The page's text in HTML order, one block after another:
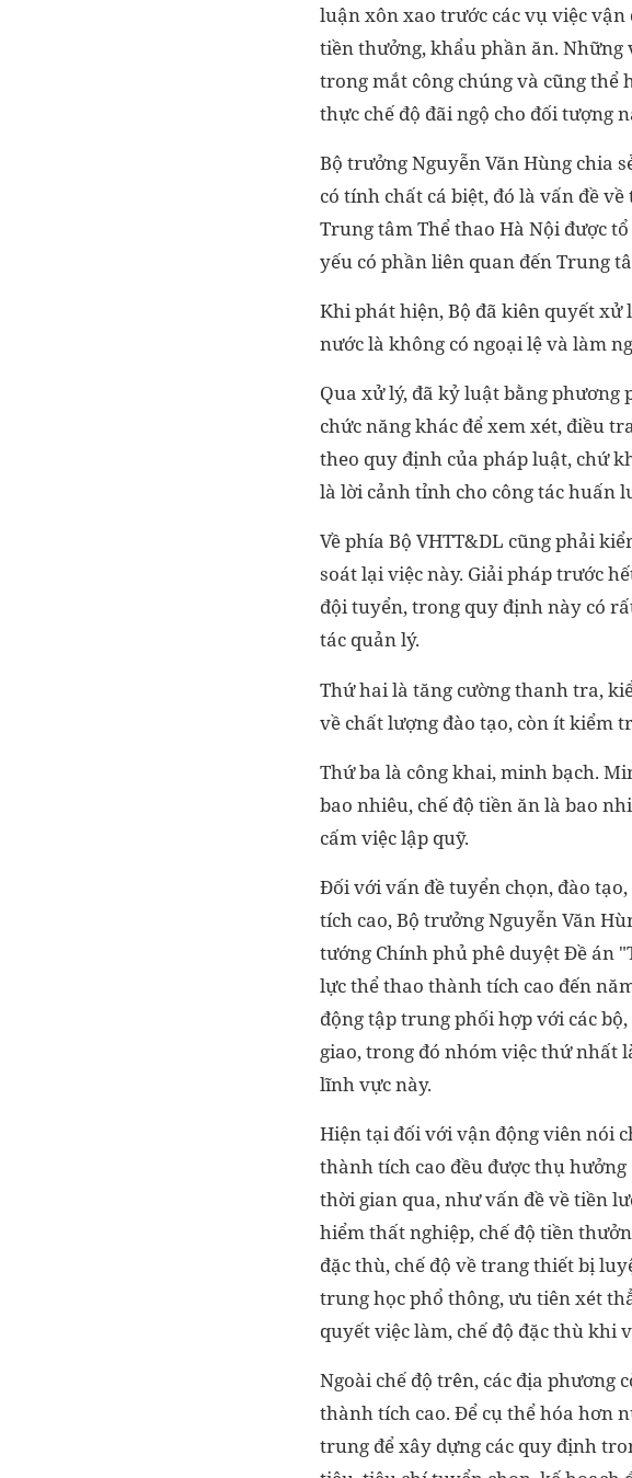
luận xôn xao trước các vụ việc
tiền thưởng, khẩu phần ăn.
trong mắt công chúng và cũng
thực chế độ đãi ngộ cho đối tượng
Bộ trưởng Nguyễn Văn Hùng chia
có tính chất cá biệt, đó là vấn đề
Trung tâm Thể thao Hà Nội được
yếu có phần liên quan đến Trung
Khi phát hiện, Bộ đã kiên quyết xử
nước là không có ngoại lệ và làm
Qua xử lý, đã kỷ luật bằng phương
chức năng khác để xem xét, điều
theo quy định của pháp luật, chứ
là lời cảnh tỉnh cho công tác huấn
Về phía Bộ VHTT&DL cũng phải
soát lại việc này. Giải pháp trước
đội tuyển, trong quy định này có
tác quản lý.
Thứ hai là tăng cường thanh tra,
về chất lượng đào tạo, còn ít kiểm
Thứ ba là công khai, minh bạch.
bao nhiêu, chế độ tiền ăn là bao
cấm việc lập quỹ.
Đối với vấn đề tuyển chọn, đào
tích cao, Bộ trưởng Nguyễn Văn
tướng Chính phủ phê duyệt Đề án
lực thể thao thành tích cao đến
động tập trung phối hợp với các
giao, trong đó nhóm việc thứ nhất
lĩnh vực này.
Hiện tại đối với vận động viên nói
thành tích cao đều được thụ
thời gian qua, như vấn đề về tiền
hiểm thất nghiệp, chế độ tiền
đặc thù, chế độ về trang thiết bị
trung học phổ thông, ưu tiên xét
quyết việc làm, chế độ đặc thù khi
Ngoài chế độ trên, các địa phương
thành tích cao. Để cụ thể hóa hơn
trung để xây dựng các quy định